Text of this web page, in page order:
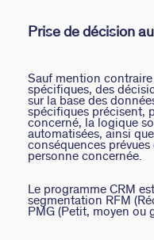
Prise de décision
Sauf mention
spécifiques, des
sur la base des
spécifiques précisent,
concerné, la logique
automatisées, ainsi
conséquences
personne concernée.
Le programme CRM
segmentation RFM
PMG (Petit, moyen ou